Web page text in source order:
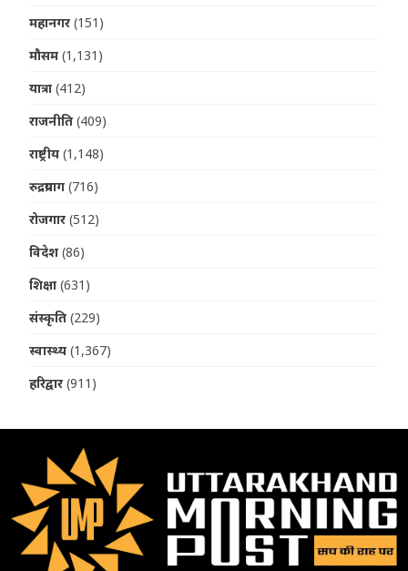
महानगर (151)
मौसम (1,131)
यात्रा (412)
राजनीति (409)
राष्ट्रीय (1,148)
रुद्रप्रयाग (716)
रोजगार (512)
विदेश (86)
शिक्षा (631)
संस्कृति (229)
स्वास्थ्य (1,367)
हरिद्वार (911)